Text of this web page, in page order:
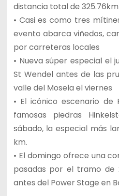
distancia total de 325.76km
• Casi es como tres
evento abarca viñedos,
por carreteras locales
• Nueva súper especial el
St Wendel antes de las
valle del Mosela el viernes
• El icónico escenario de
famosas piedras
sábado, la especial más
km.
• El domingo ofrece una
pasadas por el tramo de
antes del Power Stage en